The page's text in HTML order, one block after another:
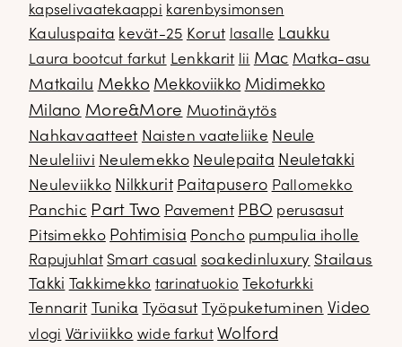
kapselivaatekaappi karenbysimonsen
Kauluspaita kevät-25 Korut lasalle Laukku
Laura bootcut farkut Lenkkarit lii Mac Matka-asu
Matkailu Mekko Mekkoviikko Midimekko
Milano More&More Muotinäytös
Nahkavaatteet Naisten vaateliike Neule
Neuleliivi Neulemekko Neulepaita Neuletakki
Neuleviikko Nilkkurit Paitapusero Pallomekko
Panchic Part Two Pavement PBO perusasut
Pitsimekko Pohtimisia Poncho pumpulia iholle
Rapujuhlat Smart casual soakedinluxury Stailaus
Takki
Takkimekko tarinatuokio
Tekoturkki
Tennarit
Tunika Työasut Työpuketuminen Video
vlogi Väriviikko wide farkut Wolford